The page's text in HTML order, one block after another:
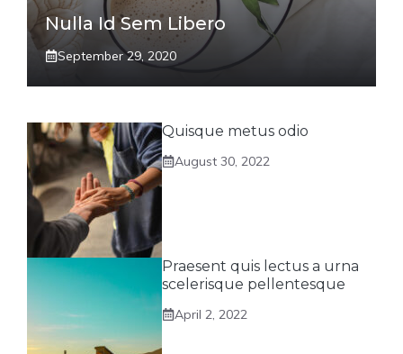
Nulla Id Sem Libero
September 29, 2020
Quisque metus odio
August 30, 2022
Praesent quis lectus a urna
scelerisque pellentesque
April 2, 2022